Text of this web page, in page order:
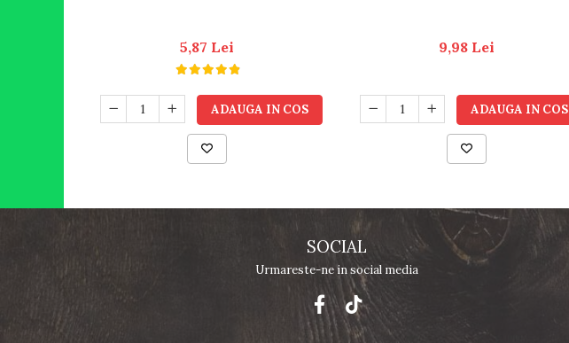
5,87 Lei
ADAUGA IN COS
9,98 Lei
ADAUGA IN COS
SOCIAL
Urmareste-ne in social media